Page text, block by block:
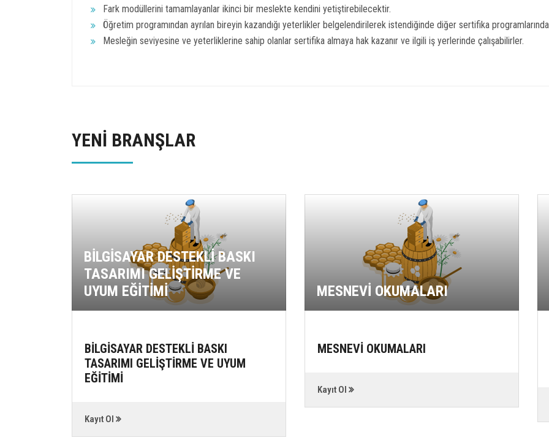
Fark modüllerini tamamlayanlar ikinci bir meslekte kendini yetiştirebilecektir.
Öğretim programından ayrılan bireyin kazandığı yeterlikler belgelendirilerek istendiğinde diğer sertifika
Mesleğin seviyesine ve yeterliklerine sahip olanlar sertifika almaya hak kazanır ve ilgili iş yerlerinde çalışabilirler.
YENİ BRANŞLAR
BİLGİSAYAR DESTEKLİ BASKI
TASARIMI GELİŞTİRME VE
UYUM EĞİTİMİ
BİLGİSAYAR DESTEKLİ BASKI
TASARIMI GELİŞTİRME VE UYUM
EĞİTİMİ
Kayıt Ol
MESNEVİ OKUMALARI
MESNEVİ OKUMALARI
Kayıt Ol